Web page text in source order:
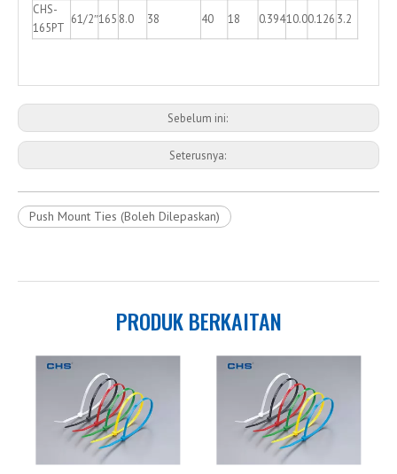
CHS-
165PT
61/2″165 8.0 38 40 18 0.39410.00.126 3.2
Sebelum ini:
Seterusnya:
Push Mount Ties (Boleh Dilepaskan)
PRODUK BERKAITAN